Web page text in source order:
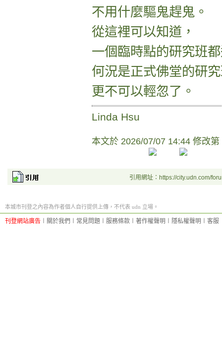
不用什麼驅鬼趕鬼。
從這裡可以知道，
一個臨時點的研究班
何況是正式佛堂的研
更不可以輕忽了。
Linda Hsu
本文於 2026/07/07 14:44 修改第
引用網址：https://city.udn.com/
本城市刊登之內容為作者個人自行提供上傳，不代表 udn 立場。
刊登網站廣告 關於我們 常見問題 服務條款 著作權聲明 隱私權聲明 客服